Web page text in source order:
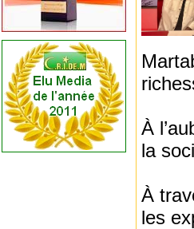
À
la
À
les